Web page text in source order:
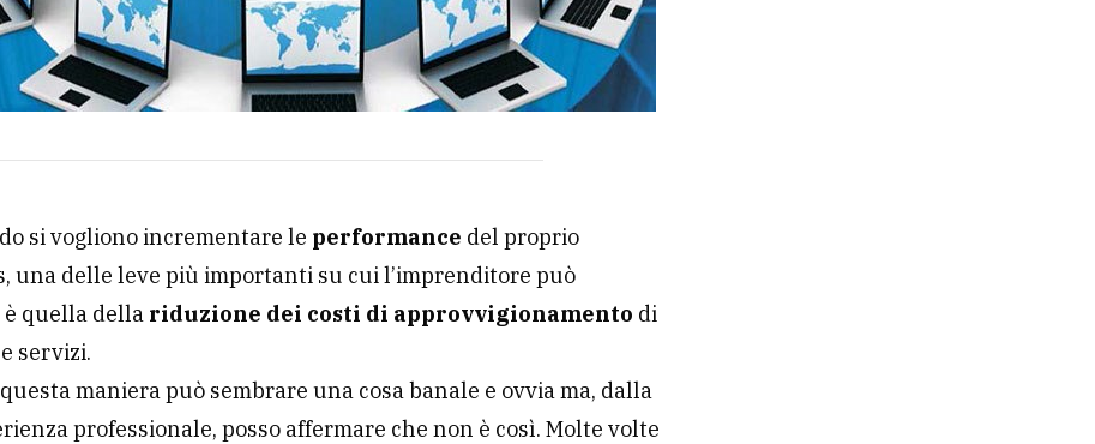
si vogliono incrementare le performance del proprio
una delle leve più importanti su cui l’imprenditore può
quella della riduzione dei costi di approvvigionamento di
servizi.
maniera può sembrare una cosa banale e ovvia ma, dalla
professionale, posso affermare che non è così. Molte volte